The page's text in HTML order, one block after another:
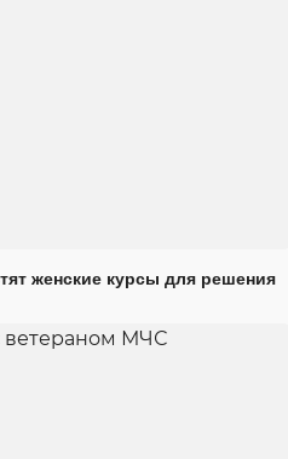
женские курсы для решения